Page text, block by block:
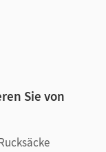
Sie von